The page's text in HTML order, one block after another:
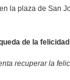
en la plaza de San
de la
recuperar la